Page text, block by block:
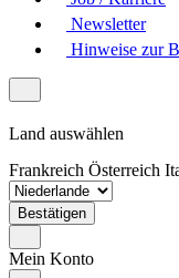
Newsletter
Hinweise zur
Land auswählen
Frankreich Österreich
Bestätigen
Mein Konto